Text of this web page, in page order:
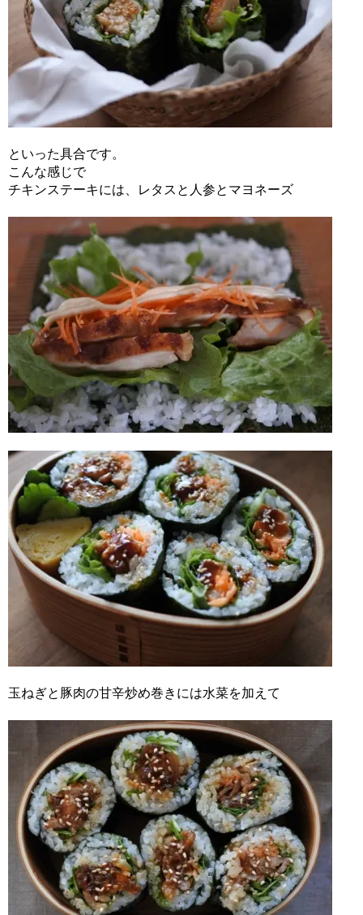
といった具合です。
こんな感じで
チキンステーキには、レタスと人参とマヨネーズ
玉ねぎと豚肉の甘辛炒め巻きには水菜を加えて